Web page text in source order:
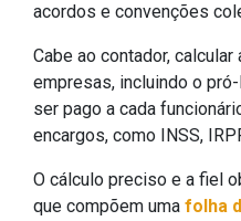
acordos e convenções
Cabe ao contador,
empresas, incluindo o
ser pago a cada
encargos, como INSS,
O cálculo preciso e a fiel
que compõem uma folha